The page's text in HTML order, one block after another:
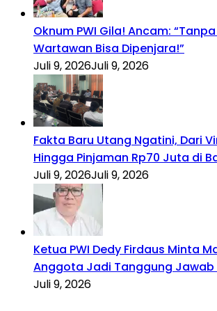
Oknum PWI Gila! Ancam: “Tanpa
Wartawan Bisa Dipenjara!”
Juli 9, 2026Juli 9, 2026
Fakta Baru Utang Ngatini, Dari
Hingga Pinjaman Rp70 Juta di
Juli 9, 2026Juli 9, 2026
Ketua PWI Dedy Firdaus Minta
Anggota Jadi Tanggung Jawab
Juli 9, 2026